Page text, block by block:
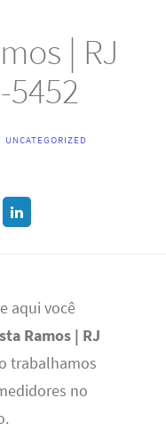
| RJ
5452
UNCATEGORIZED
aqui você
Ramos | RJ
trabalhamos
no